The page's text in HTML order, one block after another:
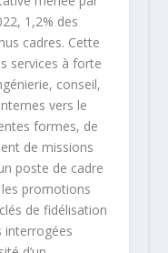
1,2% des
cadres. Cette
services à forte
conseil,
vers le
formes, de
de missions
poste de cadre
promotions
de fidélisation
interrogées